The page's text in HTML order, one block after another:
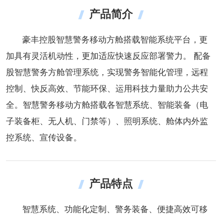
产品简介
豪丰控股智慧警务移动方舱搭载智能系统平台，更
加具有灵活机动性，更加适应快速反应部署警力。 配备
股智慧警务方舱管理系统，实现警务智能化管理，远程
控制、快反高效、节能环保、运用科技力量助力公共安
全。智慧警务移动方舱搭载各智慧系统、智能装备（电
子装备柜、无人机、门禁等）、照明系统、舱体内外监
控系统、宣传设备。
产品特点
智慧系统、功能化定制、警务装备、便捷高效可移